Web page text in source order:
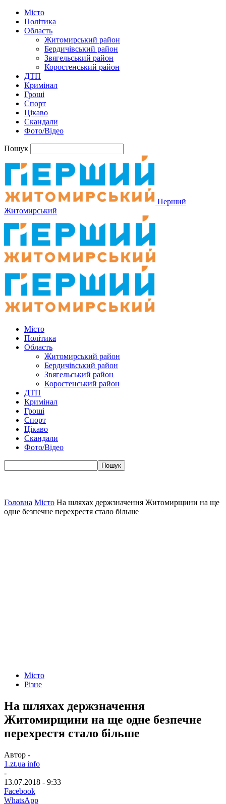
Місто
Політика
Область
Житомирський район
Бердичівський район
Звягельський район
Коростенський район
ДТП
Кримінал
Гроші
Спорт
Цікаво
Скандали
Фото/Відео
Пошук
Перший
Житомирський
Місто
Політика
Область
Житомирський район
Бердичівський район
Звягельський район
Коростенський район
ДТП
Кримінал
Гроші
Спорт
Цікаво
Скандали
Фото/Відео
Головна Місто На шляхах держзначення Житомирщини на ще
одне безпечне перехрестя стало більше
Місто
Різне
На шляхах держзначення
Житомирщини на ще одне безпечне
перехрестя стало більше
Автор -
1.zt.ua info
-
13.07.2018 - 9:33
Facebook
WhatsApp